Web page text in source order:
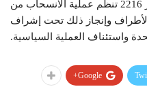
التفاوض لوضع آلية تنفيذية للقرار 2216 تنظم عملية الانسحاب من
وإنجاز ذلك تحت إشراف
واستئناف العملية السياسية.
Google+